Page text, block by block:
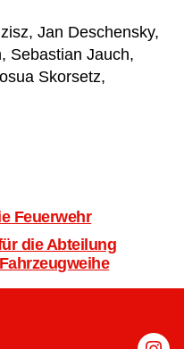
Jan Deschensky,
Sebastian Jauch,
Skorsetz,
Feuerwehr
die Abteilung